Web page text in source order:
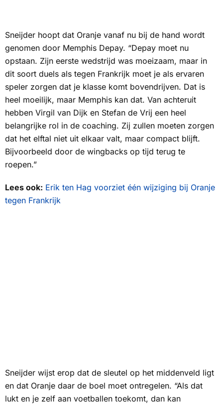
Sneijder hoopt dat Oranje vanaf nu bij de hand wordt
genomen door Memphis Depay. “Depay moet nu
opstaan. Zijn eerste wedstrijd was moeizaam, maar in
dit soort duels als tegen Frankrijk moet je als ervaren
speler zorgen dat je klasse komt bovendrijven. Dat is
heel moeilijk, maar Memphis kan dat. Van achteruit
hebben Virgil van Dijk en Stefan de Vrij een heel
belangrijke rol in de coaching. Zij zullen moeten zorgen
dat het elftal niet uit elkaar valt, maar compact blijft.
Bijvoorbeeld door de wingbacks op tijd terug te
roepen.”
Lees ook: Erik ten Hag voorziet één wijziging bij Oranje
tegen Frankrijk
Sneijder wijst erop dat de sleutel op het middenveld ligt
en dat Oranje daar de boel moet ontregelen. “Als dat
lukt en je zelf aan voetballen toekomt, dan kan